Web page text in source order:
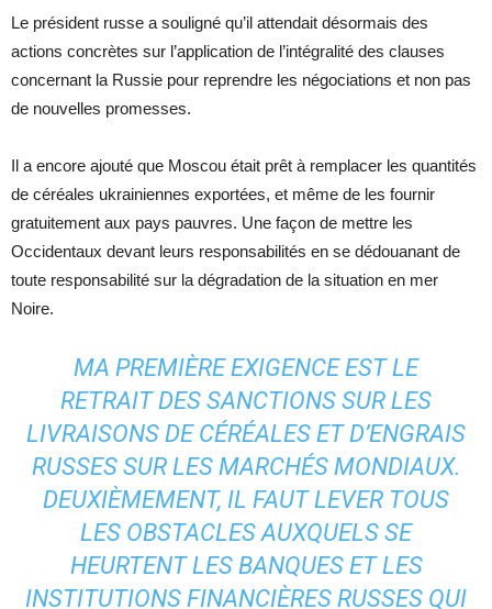
Le président russe a souligné qu’il attendait désormais des
actions concrètes sur l’application de l’intégralité des clauses
concernant la Russie pour reprendre les négociations et non pas
de nouvelles promesses.
Il a encore ajouté que Moscou était prêt à remplacer les quantités
de céréales ukrainiennes exportées, et même de les fournir
gratuitement aux pays pauvres. Une façon de mettre les
Occidentaux devant leurs responsabilités en se dédouanant de
toute responsabilité sur la dégradation de la situation en mer
Noire.
MA PREMIÈRE EXIGENCE EST LE
RETRAIT DES SANCTIONS SUR LES
LIVRAISONS DE CÉRÉALES ET D’ENGRAIS
RUSSES SUR LES MARCHÉS MONDIAUX.
DEUXIÈMEMENT, IL FAUT LEVER TOUS
LES OBSTACLES AUXQUELS SE
HEURTENT LES BANQUES ET LES
INSTITUTIONS FINANCIÈRES RUSSES QUI